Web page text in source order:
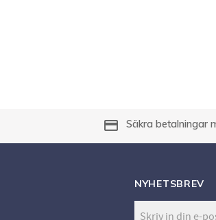
payment Säkra betalningar
NYHETSBREV